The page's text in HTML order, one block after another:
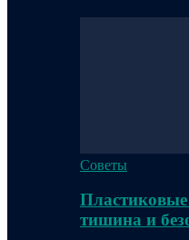
Советы
тишина и